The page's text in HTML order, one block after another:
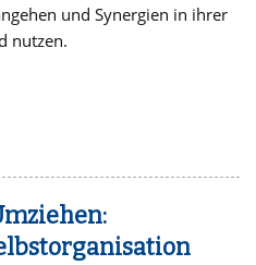
und Synergien in ihrer
nutzen.